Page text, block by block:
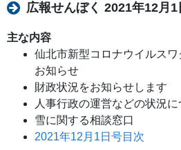
広報せんぼく 2021年12月1
主な内容
仙北市新型コロナウイルス
お知らせ
財政状況をお知らせします
人事行政の運営などの状況に
雪に関する相談窓口
2021年12月1日号目次